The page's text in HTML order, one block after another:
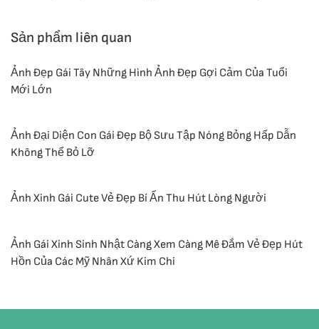
Sản phẩm liên quan
Ảnh Đẹp Gái Tây Những Hình Ảnh Đẹp Gợi Cảm Của Tuổi
Mới Lớn
Ảnh Đại Diện Con Gái Đẹp Bộ Sưu Tập Nóng Bỏng Hấp Dẫn
Không Thể Bỏ Lỡ
Ảnh Xinh Gái Cute Vẻ Đẹp Bí Ẩn Thu Hút Lòng Người
Ảnh Gái Xinh Sinh Nhật Càng Xem Càng Mê Đắm Vẻ Đẹp Hút
Hồn Của Các Mỹ Nhân Xứ Kim Chi